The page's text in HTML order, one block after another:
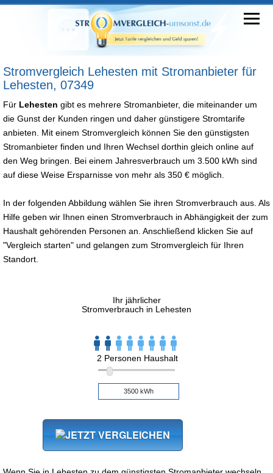
Stromvergleich Lehesten mit Stromanbieter für
Lehesten, 07349
Für Lehesten gibt es mehrere Stromanbieter, die miteinander um
die Gunst der Kunden ringen und daher günstigere Stromtarife
anbieten. Mit einem Stromvergleich können Sie den günstigsten
Stromanbieter finden und Ihren Wechsel dorthin gleich online auf
den Weg bringen. Bei einem Jahresverbrauch um 3.500 kWh sind
auf diese Weise Ersparnisse von mehr als 350 € möglich.
In der folgenden Abbildung wählen Sie ihren Stromverbrauch aus. Als
Hilfe geben wir Ihnen einen Stromverbrauch in Abhängigkeit der zum
Haushalt gehörenden Personen an. Anschließend klicken Sie auf
"Vergleich starten" und gelangen zum Stromvergleich für Ihren
Standort.
Ihr jährlicher
Stromverbrauch in Lehesten
2 Personen Haushalt